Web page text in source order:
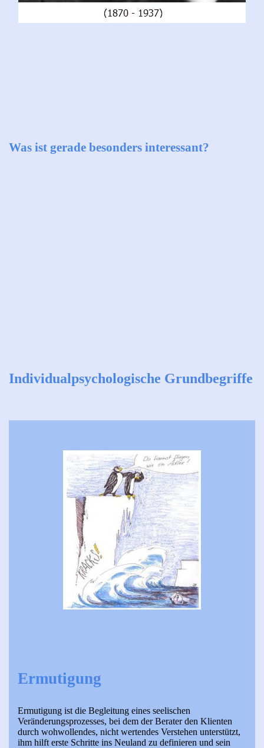
Was ist gerade besonders interessant?
Individualpsychologische Grundbegriffe
Ermutigung
Ermutigung ist die Begleitung eines seelischen
Veränderungsprozesses, bei dem der Berater den Klienten
durch wohwollendes, nicht wertendes Verstehen unterstützt,
ihm hilft erste Schritte ins Neuland zu definieren und sein